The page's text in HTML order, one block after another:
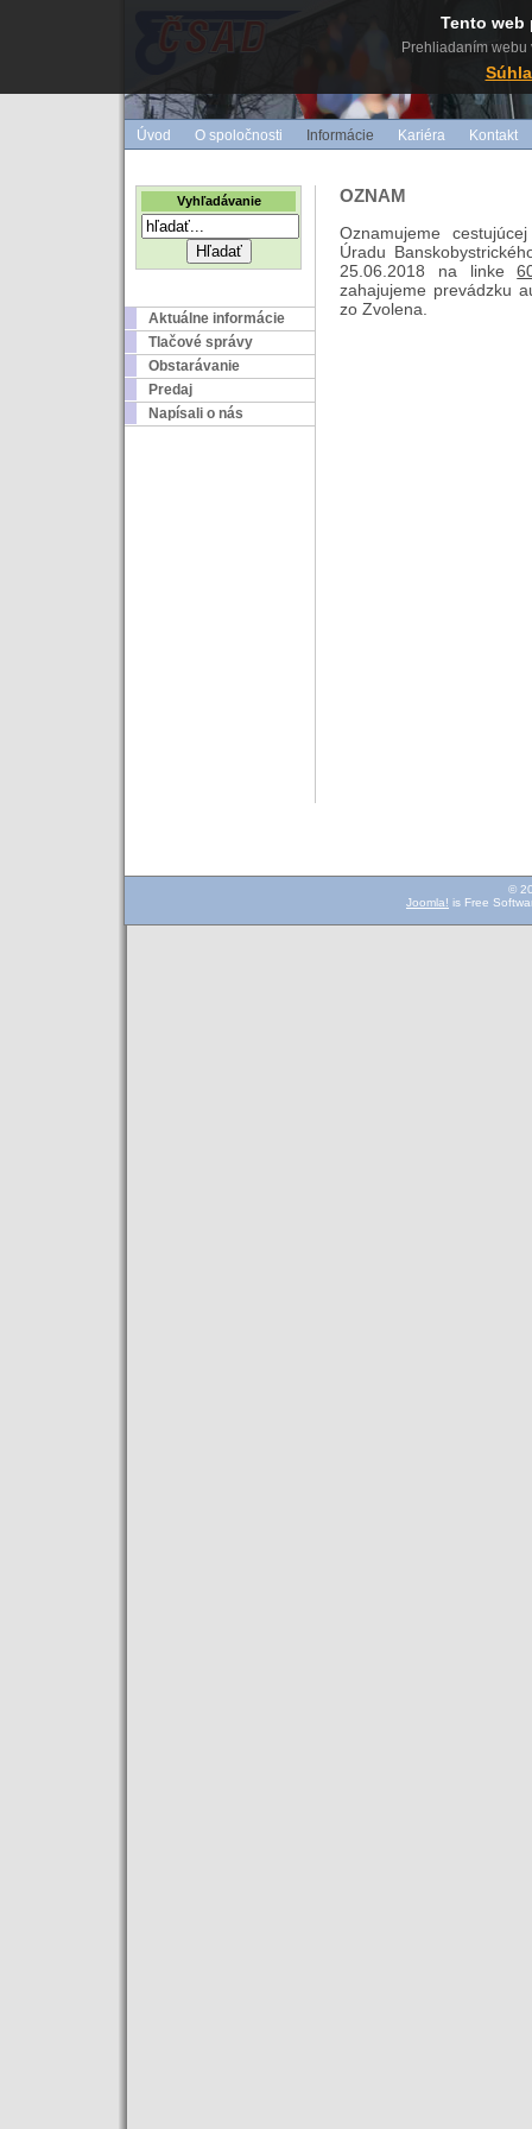
Úvod O spoločnosti Informácie Kariéra Kontakt
Vyhľadávanie
Aktuálne informácie
Tlačové správy
Obstarávanie
Predaj
Napísali o nás
OZNAM
Oznamujeme
Úradu
25.06.2018 na linke
zahajujeme prevádzku
zo Zvolena.
©
Joomla! is Free
Tento web
Prehliadaním